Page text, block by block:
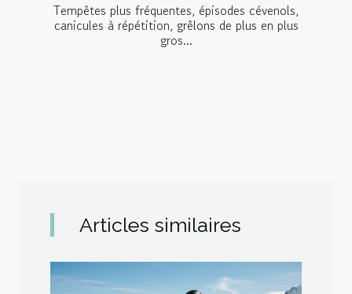
Tempêtes plus fréquentes, épisodes cévenols,
canicules à répétition, grêlons de plus en plus
gros...
Articles similaires